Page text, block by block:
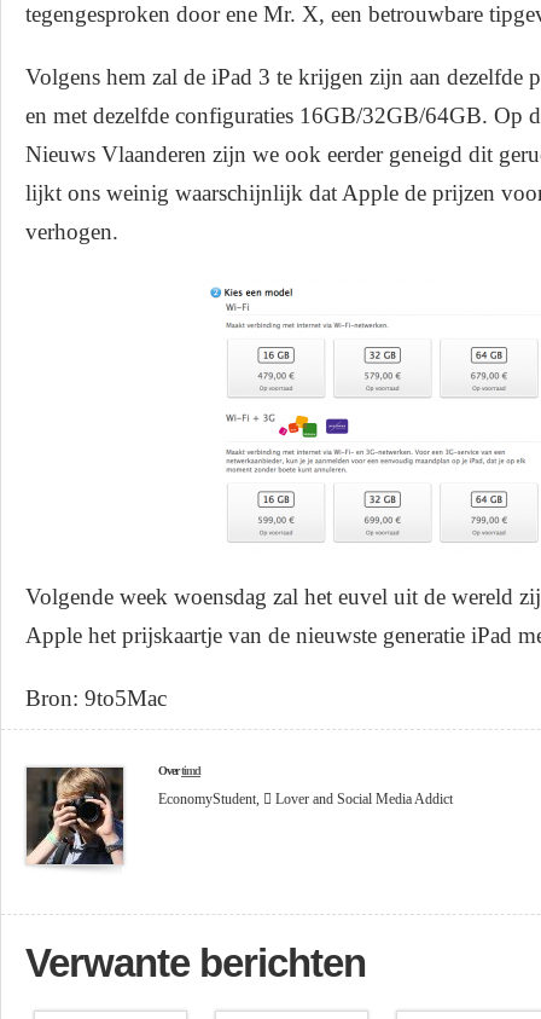
tegengesproken door ene Mr. X, een betrouwbare
Volgens hem zal de iPad 3 te krijgen zijn aan dezelfde
en met dezelfde configuraties 16GB/32GB/64GB. Op
Nieuws Vlaanderen zijn we ook eerder geneigd dit
lijkt ons weinig waarschijnlijk dat Apple de prijzen
verhogen.
Volgende week woensdag zal het euvel uit de wereld
Apple het prijskaartje van de nieuwste generatie iPad
Bron: 9to5Mac
Overtimcl
EconomyStudent,  Lover and Social Media Addict
Verwante berichten